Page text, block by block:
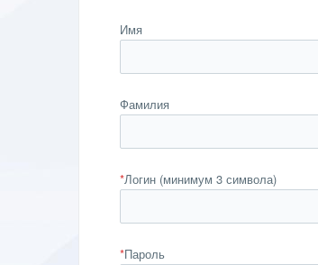
Имя
Фамилия
*Логин (минимум 3 символа)
*Пароль